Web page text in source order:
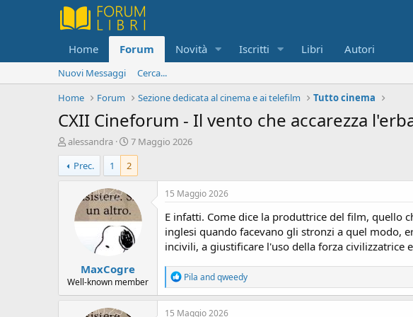
Home Forum Novità Iscritti Libri Autori
Nuovi Messaggi
Cerca...
Home
Forum Sezione dedicata al cinema e ai telefilm Tutto cinema
CXII Cineforum - Il vento che accarezza
C
r
e
a
c
u
alessandra
D
a
t
a
i
i
n
i
i
o
7 Maggio 2026
Prec.
1 2
MaxCogre
Well-known member
15 Maggio 2026
E infatti. Come dice la produttrice del film, quello
inglesi quando facevano gli stronzi a quel modo,
incivili, a giustificare l'uso della forza civilizzatrice
R
e
a
c
Pila andqweedy
15 Maggio 2026